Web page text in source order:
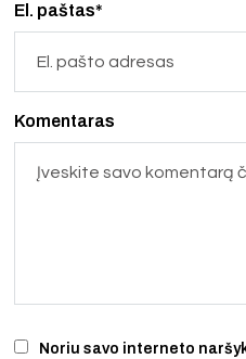
El. paštas*
Noriu savo interneto
Komentaras